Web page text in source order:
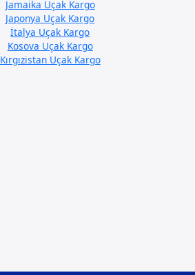
Jamaika Uçak Kargo
Japonya Uçak Kargo
İtalya Uçak Kargo
Kosova Uçak Kargo
Kırgızistan Uçak Kargo